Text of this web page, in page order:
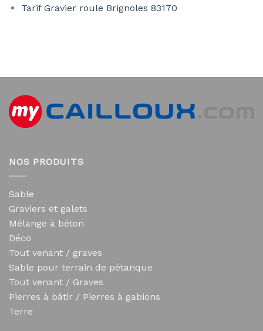
Tarif Gravier roule Brignoles 83170
NOS PRODUITS
Sable
Graviers et galets
Mélange à béton
Déco
Tout venant / graves
Sable pour terrain de pétanque
Tout venant / Graves
Pierres à bâtir / Pierres à gabions
Terre